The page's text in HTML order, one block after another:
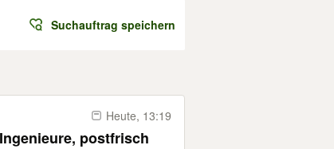
Suchauftrag speichern
Heute, 13:19
postfrisch